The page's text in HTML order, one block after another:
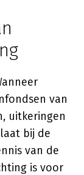
van
uitkeringen
bij de
van de
is voor